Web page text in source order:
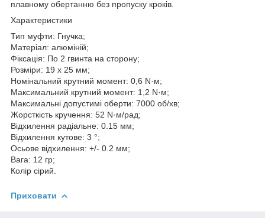
плавному обертанню без пропуску кроків.
Характеристики
Тип муфти: Гнучка;
Матеріал: алюміній;
Фіксація: По 2 гвинта на сторону;
Розміри: 19 х 25 мм;
Номінальний крутний момент: 0,6 N·м;
Максимальний крутний момент: 1,2 N·м;
Максимальні допустимі оберти: 7000 об/хв;
Жорсткість кручення: 52 N·м/рад;
Відхилення радіальне: 0.15 мм;
Відхилення кутове: 3 °;
Осьове відхилення: +/- 0.2 мм;
Вага: 12 гр;
Колір сірий.
Приховати